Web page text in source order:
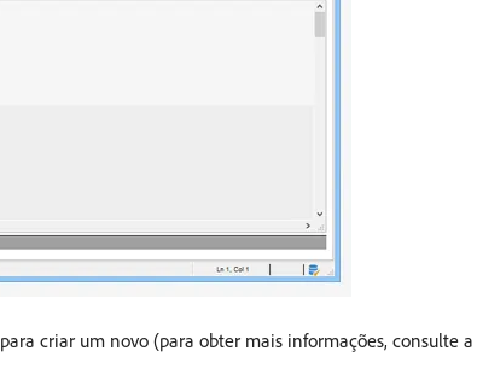
para criar um novo (para obter mais informações, consulte a